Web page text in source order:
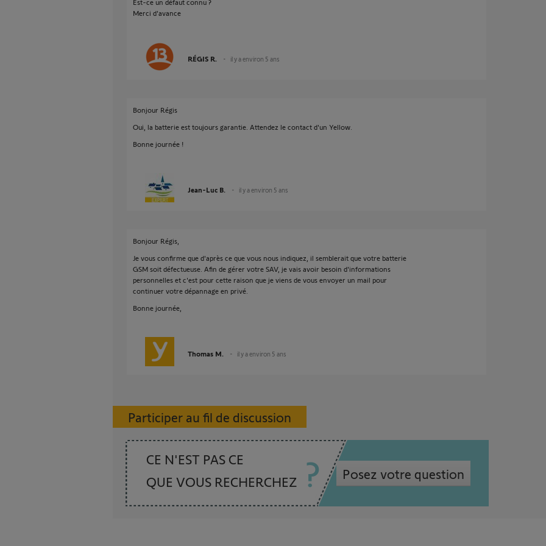
Est-ce un défaut connu ?
Merci d'avance
RÉGIS R. il y a environ 5 ans
Bonjour Régis
Oui, la batterie est toujours garantie. Attendez le contact d'un Yellow.
Bonne journée !
Jean-Luc B. il y a environ 5 ans
Bonjour Régis,
Je vous confirme que d'après ce que vous nous indiquez, il semblerait que votre batterie
GSM soit défectueuse. Afin de gérer votre SAV, je vais avoir besoin d'informations
personnelles et c'est pour cette raison que je viens de vous envoyer un mail pour
continuer votre dépannage en privé.
Bonne journée,
Thomas M. il y a environ 5 ans
Participer au fil de discussion
CE N'EST PAS CE
QUE VOUS RECHERCHEZ
Posez votre question